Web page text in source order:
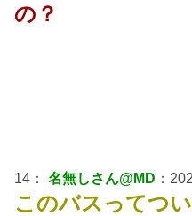
の？
14： 名無しさん@MD ：
このバスってつ